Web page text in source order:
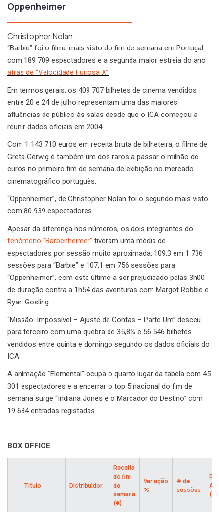
Oppenheimer
Christopher Nolan
“Barbie” foi o filme mais visto do fim de semana em Portugal
com 189 709 espectadores e a segunda maior estreia do ano
atrás de “Velocidade Furiosa X”.
Em termos gerais, os 409 707 bilhetes de cinema vendidos
entre 20 e 24 de julho representam uma das maiores
afluências de público às salas desde que o ICA começou a
reunir dados oficiais em 2004.
Com 1 143 710 euros em receita bruta de bilheteira, o filme de
Greta Gerwig é também um dos raros a passar o milhão de
euros no primeiro fim de semana de exibição no mercado
cinematográfico português.
“Oppenheimer”, de Christopher Nolan foi o segundo mais visto
com 80 939 espectadores.
Apesar da diferença nos números, os dois integrantes do
fenómeno “Barbenheimer” tiveram uma média de
espectadores por sessão muito aproximada: 109,3 em 1 736
sessões para “Barbie” e 107,1 em 756 sessões para
“Oppenheimer”, com este último a ser prejudicado pelas 3h00
de duração contra a 1h54 das aventuras com Margot Robbie e
Ryan Gosling.
“Missão: Impossível – Ajuste de Contas – Parte Um” desceu
para terceiro com uma quebra de 35,8% e 56 546 bilhetes
vendidos entre quinta e domingo segundo os dados oficiais do
ICA.
A animação “Elemental” ocupa o quarto lugar da tabela com 45
301 espectadores e a encerrar o top 5 nacional do fim de
semana surge “Indiana Jones e o Marcador do Destino” com
19 634 entradas registadas.
BOX OFFICE
Título Distribuidor
Receita
do fim
de
semana
(€)
Variação
%
# de
sessões
(€)